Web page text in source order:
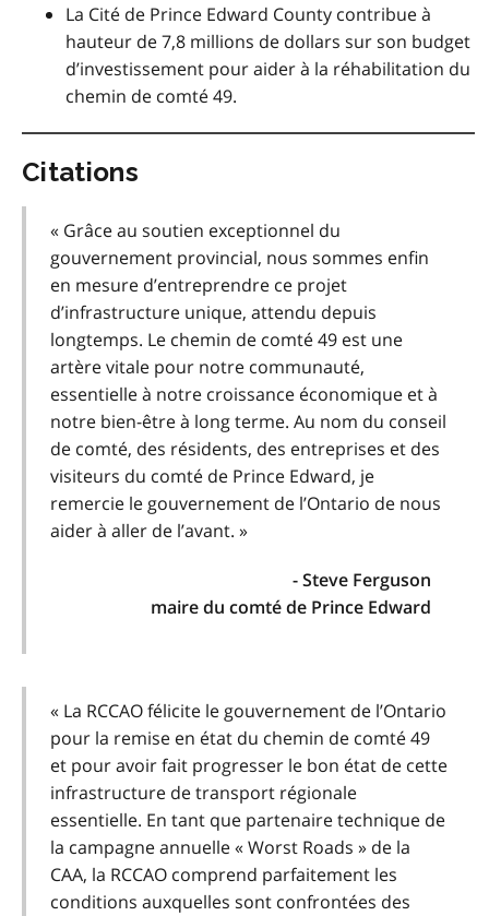
La Cité de Prince Edward County contribue à
hauteur de 7,8 millions de dollars sur son budget
d’investissement pour aider à la réhabilitation du
chemin de comté 49.
Citations
« Grâce au soutien exceptionnel du
gouvernement provincial, nous sommes enfin
en mesure d’entreprendre ce projet
d’infrastructure unique, attendu depuis
longtemps. Le chemin de comté 49 est une
artère vitale pour notre communauté,
essentielle à notre croissance économique et à
notre bien-être à long terme. Au nom du conseil
de comté, des résidents, des entreprises et des
visiteurs du comté de Prince Edward, je
remercie le gouvernement de l’Ontario de nous
aider à aller de l’avant. »
- Steve Ferguson
maire du comté de Prince Edward
« La RCCAO félicite le gouvernement de l’Ontario
pour la remise en état du chemin de comté 49
et pour avoir fait progresser le bon état de cette
infrastructure de transport régionale
essentielle. En tant que partenaire technique de
la campagne annuelle « Worst Roads » de la
CAA, la RCCAO comprend parfaitement les
conditions auxquelles sont confrontées des